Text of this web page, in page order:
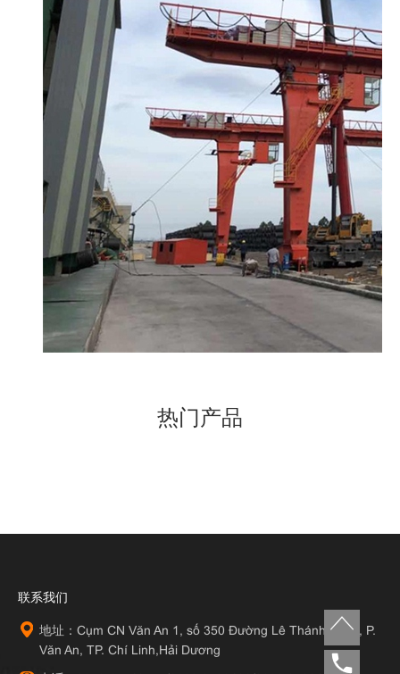
热门产品
联系我们
地址：Cụm CN Văn An 1, số 350 Đường Lê Thánh Tông, P.
Văn An, TP. Chí Linh,Hải Dương